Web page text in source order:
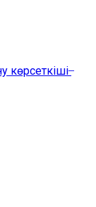
көрсеткіші